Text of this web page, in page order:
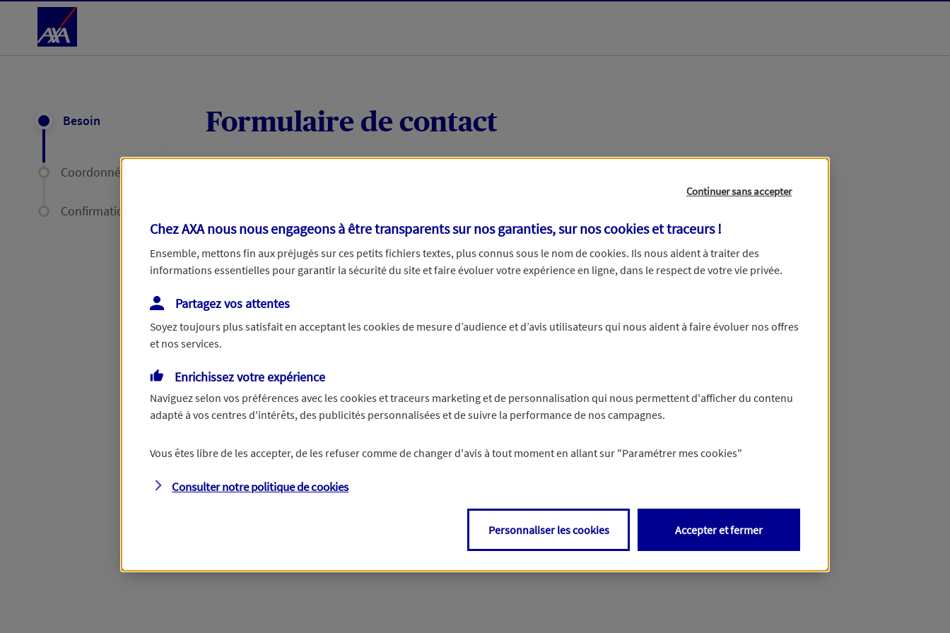
Accéder au Contenu
Besoin
Coordonnées
Confirmation
Formulaire de contact
Votre message :
Vous disposez de droits sur les informations vous concernant. Pour plus d’informations,
Continuer sans accepter
Chez AXA nous nous engageons à être transparents sur nos garanties, sur noscookies et traceurs!
Ensemble, mettons fin aux préjugés sur ces petits fichiers textes, plus connus sous le nom decookies. Ils nous aident à traiter des
informations essentielles pour garantir la sécurité du site et faire évoluer votre expérience en ligne, dans le respect de votre vie privée.
Partagez vos attentes
Soyez toujours plus satisfait en acceptant les cookies de mesure d’audience et d’avis utilisateurs qui nous aident à faire évoluer nos offres
et nos services.
Enrichissez votre expérience
Naviguez selon vos préférences avec les cookies et traceurs marketing et de personnalisation qui nous permettent d'afficher du contenu
adapté à vos centres d'intérêts, des publicités personnalisées et de suivre la performance de nos campagnes.
Vous êtes libre de les accepter, de les refuser comme de changer d'avis à tout moment en allant sur "Paramétrer mes cookies"
Consulter notre politique decookies
Personnaliser les cookies Accepter et fermer